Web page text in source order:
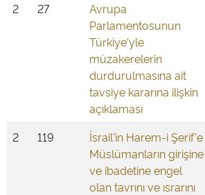
2 27
Avrupa
Parlamentosunun
Türkiye'yle
müzakerelerin
durdurulmasına ait
tavsiye kararına ilişkin
açıklaması
2 119
İsrail'in Harem-i Şerif'e
Müslümanların girişine
ve ibadetine engel
olan tavrını ve ısrarını